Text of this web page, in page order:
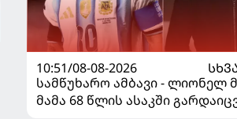
10:51/08-08-2026
სამწუხარო ამბავი - ლიონელ
მამა 68 წლის ასაკში